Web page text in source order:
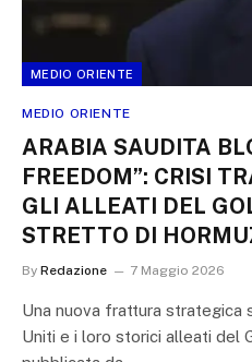
MEDIO ORIENTE
MEDIO ORIENTE
ARABIA SAUDITA
FREEDOM”: CRISI
GLI ALLEATI DEL
STRETTO DI
By Redazione 7 Maggio 2026
Una nuova frattura strategica
Uniti e i loro storici alleati del